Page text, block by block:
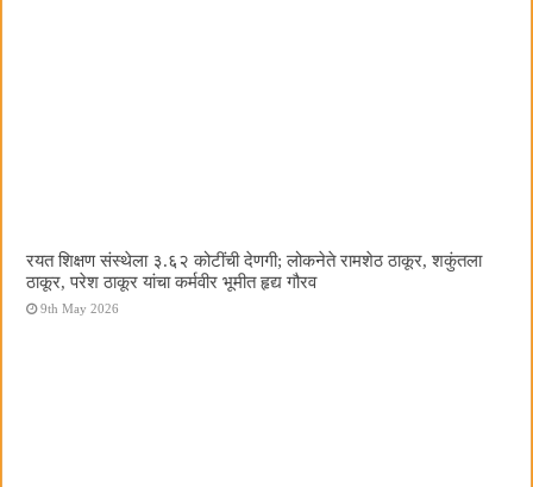
रयत शिक्षण संस्थेला ३.६२ कोटींची देणगी; लोकनेते रामशेठ ठाकूर, शकुंतला
ठाकूर, परेश ठाकूर यांचा कर्मवीर भूमीत हृद्य गौरव
9th May 2026